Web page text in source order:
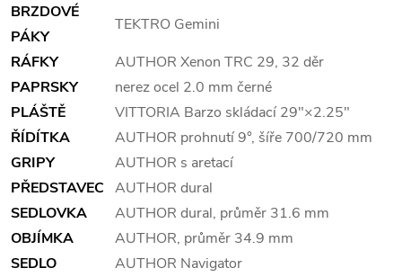
BRZDOVÉ
PÁKY
TEKTRO Gemini
RÁFKY
AUTHOR Xenon TRC 29, 32 děr
PAPRSKY
nerez ocel 2.0 mm černé
PLÁŠTĚ
VITTORIA Barzo skládací 29"×2.25"
ŘÍDÍTKA
AUTHOR prohnutí 9°, šíře 700/720 mm
GRIPY
AUTHOR s aretací
PŘEDSTAVEC AUTHOR dural
SEDLOVKA
AUTHOR dural, průměr 31.6 mm
OBJÍMKA
AUTHOR, průměr 34.9 mm
SEDLO
AUTHOR Navigator